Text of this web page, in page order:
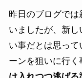
昨日のブログで
いましたが、新
い事だとは思っ
ーンを狙いに行く